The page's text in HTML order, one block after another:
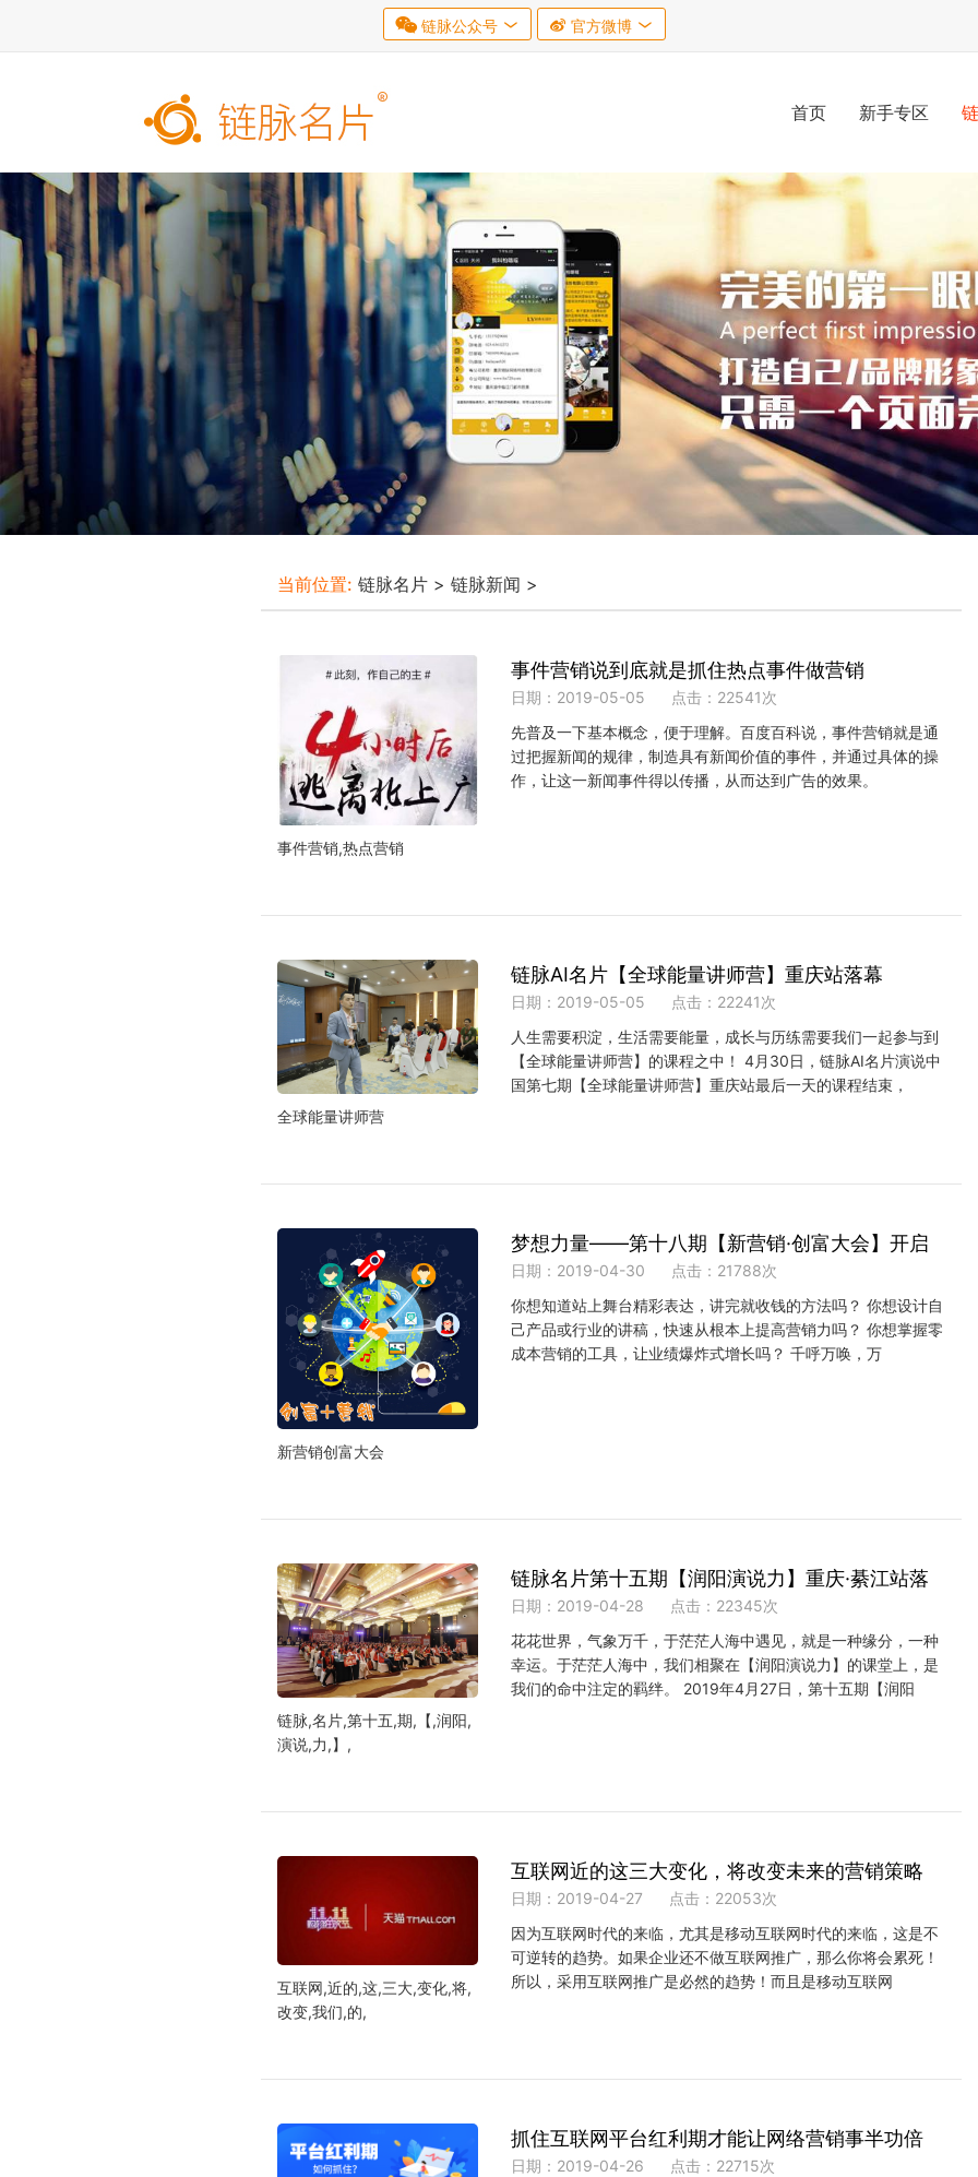
 链脉公众号   官方微博 
首页 新手专区
当前位置: 链脉名片 > 链脉新闻 >
事件营销,热点营销
事件营销说到底就是抓住热点事件做营销
日期：2019-05-05
点击：22541次
先普及一下基本概念，便于理解。百度百科说，事件营销就是通
过把握新闻的规律，制造具有新闻价值的事件，并通过具体的操
作，让这一新闻事件得以传播，从而达到广告的效果。
全球能量讲师营
链脉AI名片【全球能量讲师营】重庆站落幕
日期：2019-05-05
点击：22241次
人生需要积淀，生活需要能量，成长与历练需要我们一起参与到
【全球能量讲师营】的课程之中！ 4月30日，链脉AI名片演说中
国第七期【全球能量讲师营】重庆站最后一天的课程结束，
新营销创富大会
梦想力量——第十八期【新营销·创富大会】开启
日期：2019-04-30
点击：21788次
你想知道站上舞台精彩表达，讲完就收钱的方法吗？ 你想设计自
己产品或行业的讲稿，快速从根本上提高营销力吗？ 你想掌握零
成本营销的工具，让业绩爆炸式增长吗？ 千呼万唤，万
链脉,名片,第十五,期,【,润阳,
演说,力,】,
链脉名片第十五期【润阳演说力】重庆·綦江站落
日期：2019-04-28
点击：22345次
花花世界，气象万千，于茫茫人海中遇见，就是一种缘分，一种
幸运。于茫茫人海中，我们相聚在【润阳演说力】的课堂上，是
我们的命中注定的羁绊。 2019年4月27日，第十五期【润阳
互联网,近的,这,三大,变化,将,
改变,我们,的,
互联网近的这三大变化，将改变未来的营销策略
日期：2019-04-27
点击：22053次
因为互联网时代的来临，尤其是移动互联网时代的来临，这是不
可逆转的趋势。如果企业还不做互联网推广，那么你将会累死！
所以，采用互联网推广是必然的趋势！而且是移动互联网
抓住互联网平台红利期才能让网络营销事半功倍
日期：2019-04-26
点击：22715次